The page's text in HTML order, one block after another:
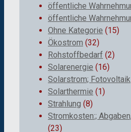
öffentliche
öffentliche
Ohne Kategorie (15)
Ökostrom (32)
Rohstoffbedarf (2)
Solarenergie (16)
Solarstrom; Fotovoltaik
Solarthermie (1)
Strahlung (8)
Stromkosten:;
(23)